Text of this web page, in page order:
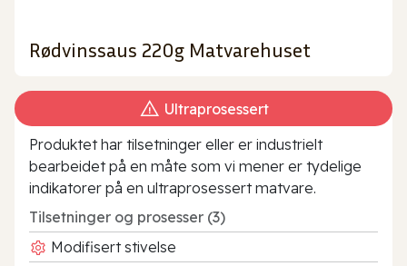
Rødvinssaus 220g Matvarehuset
Ultraprosessert
Produktet har tilsetninger eller er industrielt
bearbeidet på en måte som vi mener er tydelige
indikatorer på en ultraprosessert matvare.
Tilsetninger og prosesser (3)
Modifisert stivelse